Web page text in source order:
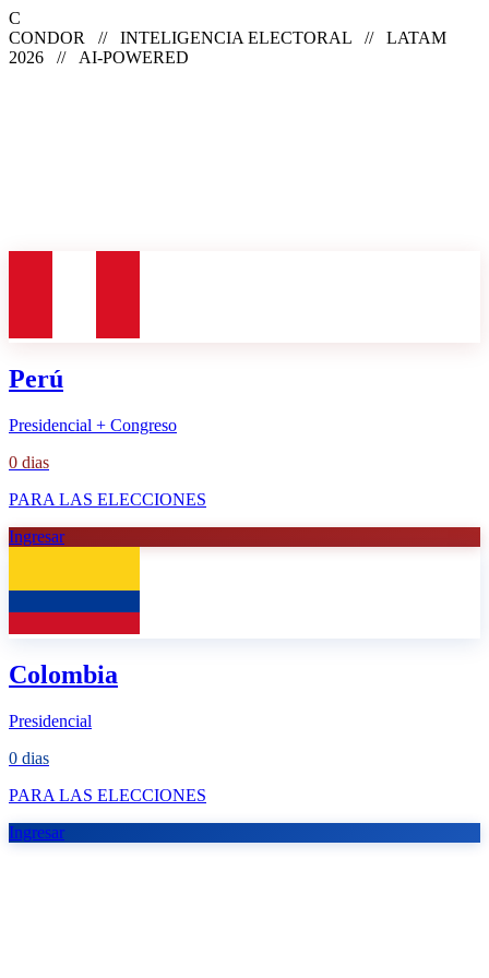
C
CONDOR // INTELIGENCIA ELECTORAL // LATAM
2026 // AI-POWERED